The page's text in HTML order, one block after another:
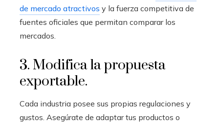
de mercado atractivos y la fuerza competitiva de
fuentes oficiales que permitan comparar los
mercados.
3. Modifica la propuesta
exportable.
Cada industria posee sus propias regulaciones y
gustos. Asegúrate de adaptar tus productos o